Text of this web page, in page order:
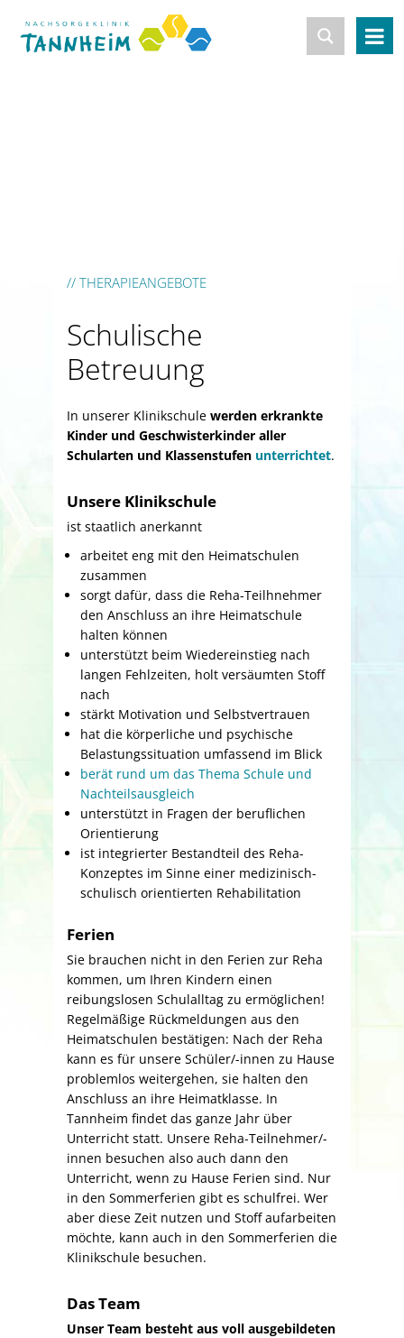
// THERAPIEANGEBOTE
Schulische
Betreuung
In unserer Klinikschule werden erkrankte
Kinder und Geschwisterkinder aller
Schularten und Klassenstufen unterrichtet.
Unsere Klinikschule
ist staatlich anerkannt
arbeitet eng mit den Heimatschulen
zusammen
sorgt dafür, dass die Reha-Teilhnehmer
den Anschluss an ihre Heimatschule
halten können
unterstützt beim Wiedereinstieg nach
langen Fehlzeiten, holt versäumten Stoff
nach
stärkt Motivation und Selbstvertrauen
hat die körperliche und psychische
Belastungssituation umfassend im Blick
berät rund um das Thema Schule und
Nachteilsausgleich
unterstützt in Fragen der beruflichen
Orientierung
ist integrierter Bestandteil des Reha-
Konzeptes im Sinne einer medizinisch-
schulisch orientierten Rehabilitation
Ferien
Sie brauchen nicht in den Ferien zur Reha
kommen, um Ihren Kindern einen
reibungslosen Schulalltag zu ermöglichen!
Regelmäßige Rückmeldungen aus den
Heimatschulen bestätigen: Nach der Reha
kann es für unsere Schüler/-innen zu Hause
problemlos weitergehen, sie halten den
Anschluss an ihre Heimatklasse. In
Tannheim findet das ganze Jahr über
Unterricht statt. Unsere Reha-Teilnehmer/-
innen besuchen also auch dann den
Unterricht, wenn zu Hause Ferien sind. Nur
in den Sommerferien gibt es schulfrei. Wer
aber diese Zeit nutzen und Stoff aufarbeiten
möchte, kann auch in den Sommerferien die
Klinikschule besuchen.
Das Team
Unser Team besteht aus voll ausgebildeten